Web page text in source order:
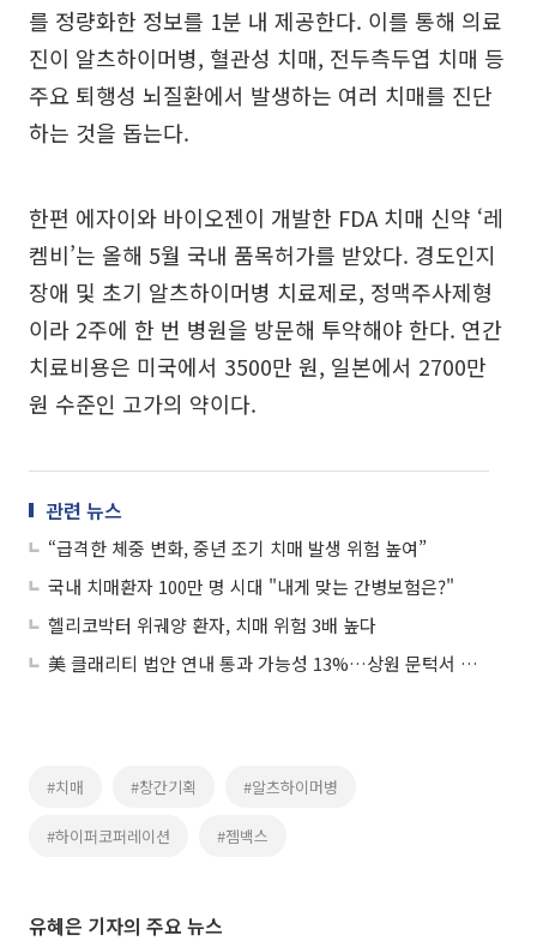
를 정량화한 정보를 1분 내 제공한다. 이를 통해 의료
진이 알츠하이머병, 혈관성 치매, 전두측두엽 치매 등
주요 퇴행성 뇌질환에서 발생하는 여러 치매를 진단
하는 것을 돕는다.
한편 에자이와 바이오젠이 개발한 FDA 치매 신약 ‘레
켐비’는 올해 5월 국내 품목허가를 받았다. 경도인지
장애 및 초기 알츠하이머병 치료제로, 정맥주사제형
이라 2주에 한 번 병원을 방문해 투약해야 한다. 연간
치료비용은 미국에서 3500만 원, 일본에서 2700만
원 수준인 고가의 약이다.
관련 뉴스
“급격한 체중 변화, 중년 조기 치매 발생 위험 높여”
국내 치매환자 100만 명 시대 "내게 맞는 간병보험은?"
헬리코박터 위궤양 환자, 치매 위험 3배 높다
美 클래리티 법안 연내 통과 가능성 13%…상원 문턱서 제동
#치매 #창간기획 #알츠하이머병
#하이퍼코퍼레이션 #젬백스
유혜은 기자의 주요 뉴스